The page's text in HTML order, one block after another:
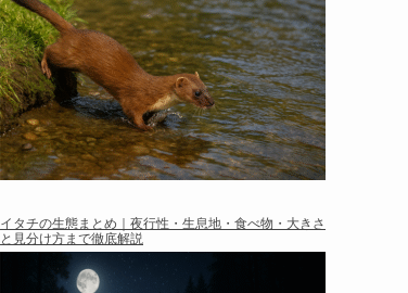
イタチの生態まとめ｜夜行性・生息地・食べ物・大きさ
と見分け方まで徹底解説